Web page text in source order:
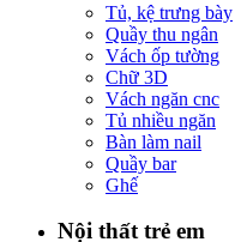
Tủ, kệ trưng bày
Quầy thu ngân
Vách ốp tường
Chữ 3D
Vách ngăn cnc
Tủ nhiều ngăn
Bàn làm nail
Quầy bar
Ghế
Nội thất trẻ em